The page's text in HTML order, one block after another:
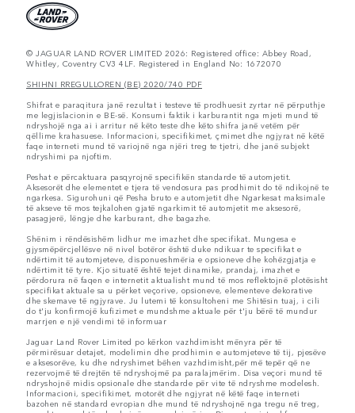
© JAGUAR LAND ROVER LIMITED 2026: Registered office: Abbey Road,
Whitley, Coventry CV3 4LF. Registered in England No: 1672070
SHIHNI RREGULLOREN (BE) 2020/740 PDF
Shifrat e paraqitura janë rezultat i testeve të prodhuesit zyrtar në përputhje
me legjislacionin e BE-së. Konsumi faktik i karburantit nga mjeti mund të
ndryshojë nga ai i arritur në këto teste dhe këto shifra janë vetëm për
qëllime krahasuese. Informacioni, specifikimet, çmimet dhe ngjyrat në këtë
faqe interneti mund të variojnë nga njëri treg te tjetri, dhe janë subjekt
ndryshimi pa njoftim.
Peshat e përcaktuara pasqyrojnë specifikën standarde të automjetit.
Aksesorët dhe elementet e tjera të vendosura pas prodhimit do të ndikojnë te
ngarkesa. Sigurohuni që Pesha bruto e automjetit dhe Ngarkesat maksimale
të akseve të mos tejkalohen gjatë ngarkimit të automjetit me aksesorë,
pasagjerë, lëngje dhe karburant, dhe bagazhe.
Shënim i rëndësishëm lidhur me imazhet dhe specifikat. Mungesa e
gjysmëpërcjellësve në nivel botëror është duke ndikuar te specifikat e
ndërtimit të automjeteve, disponueshmëria e opsioneve dhe kohëzgjatja e
ndërtimit të tyre. Kjo situatë është tejet dinamike, prandaj, imazhet e
përdorura në faqen e internetit aktualisht mund të mos reflektojnë plotësisht
specifikat aktuale sa u përket veçorive, opsioneve, elementeve dekorative
dhe skemave të ngjyrave. Ju lutemi të konsultoheni me Shitësin tuaj, i cili
do t'ju konfirmojë kufizimet e mundshme aktuale për t'ju bërë të mundur
marrjen e një vendimi të informuar
Jaguar Land Rover Limited po kërkon vazhdimisht mënyra për të
përmirësuar detajet, modelimin dhe prodhimin e automjeteve të tij, pjesëve
e aksesorëve, ku dhe ndryshimet bëhen vazhdimisht,për më tepër që ne
rezervojmë të drejtën të ndryshojmë pa paralajmërim. Disa veçori mund të
ndryshojnë midis opsionale dhe standarde për vite të ndryshme modelesh.
Informacioni, specifikimet, motorët dhe ngjyrat në këtë faqe interneti
bazohen në standard evropian dhe mund të ndryshojnë nga tregu në treg,